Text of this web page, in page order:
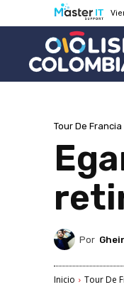
Tour De Francia
Por
Inicio Tour De